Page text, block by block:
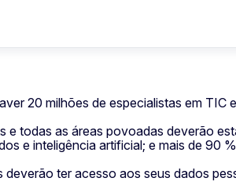
20 milhões de especialistas em TIC
todas as áreas povoadas deverão
e inteligência artificial; e mais de 90
ter acesso aos seus dados